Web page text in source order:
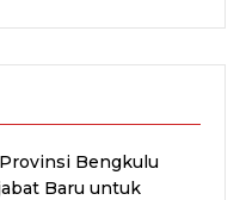
Bengkulu
Baru untuk